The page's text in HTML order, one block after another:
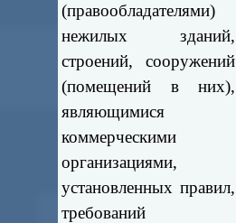
(правообладателями)
нежилых зданий,
строений, сооружений
(помещений в них),
являющимися
коммерческими
организациями,
установленных правил,
требований